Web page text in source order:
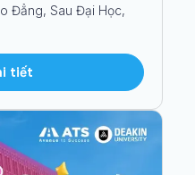
Đẳng, Sau Đại Học,
tiết